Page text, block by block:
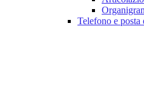
Telefono e posta